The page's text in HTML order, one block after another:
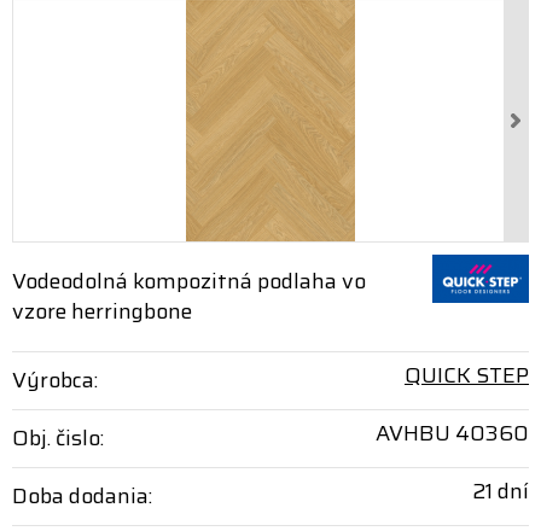
Vodeodolná kompozitná podlaha vo
vzore herringbone
Výrobca:
QUICK STEP
Obj. čislo:
AVHBU 40360
Doba dodania:
21 dní